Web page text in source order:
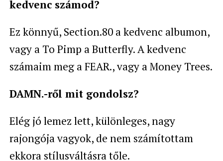
kedvenc számod?
Ez könnyű, Section.80 a kedvenc albumon,
vagy a To Pimp a Butterfly. A kedvenc
számaim meg a FEAR., vagy a Money Trees.
DAMN.-ről mit gondolsz?
Elég jó lemez lett, különleges, nagy
rajongója vagyok, de nem számítottam
ekkora stílusváltásra tőle.